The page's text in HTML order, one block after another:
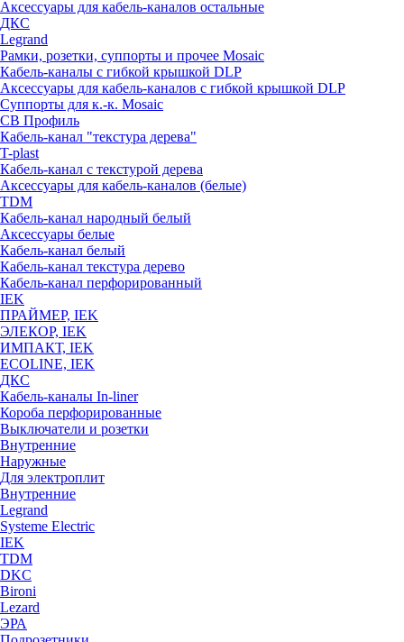
Аксессуары для кабель-каналов остальные
ДКС
Legrand
Рамки, розетки, суппорты и прочее Mosaic
Кабель-каналы с гибкой крышкой DLP
Аксессуары для кабель-каналов с гибкой крышкой DLP
Суппорты для к.-к. Mosaic
СВ Профиль
Кабель-канал "текстура дерева"
T-plast
Кабель-канал с текстурой дерева
Аксессуары для кабель-каналов (белые)
TDM
Кабель-канал народный белый
Аксессуары белые
Кабель-канал белый
Кабель-канал текстура дерево
Кабель-канал перфорированный
IEK
ПРАЙМЕР, IEK
ЭЛЕКОР, IEK
ИМПАКТ, IEK
ECOLINE, IEK
ДКС
Кабель-каналы In-liner
Короба перфорированные
Выключатели и розетки
Внутренние
Наружные
Для электроплит
Внутренние
Legrand
Systeme Electric
IEK
TDM
DKC
Bironi
Lezard
ЭРА